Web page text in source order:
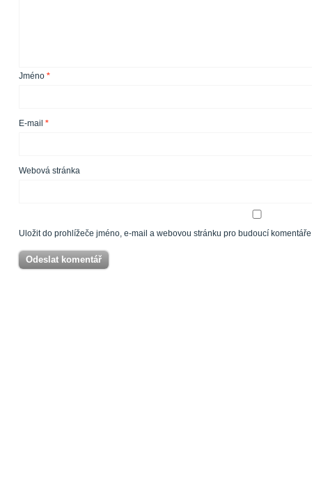
Jméno *
E-mail *
Webová stránka
Uložit do prohlížeče jméno, e-mail a webovou stránku pro budoucí